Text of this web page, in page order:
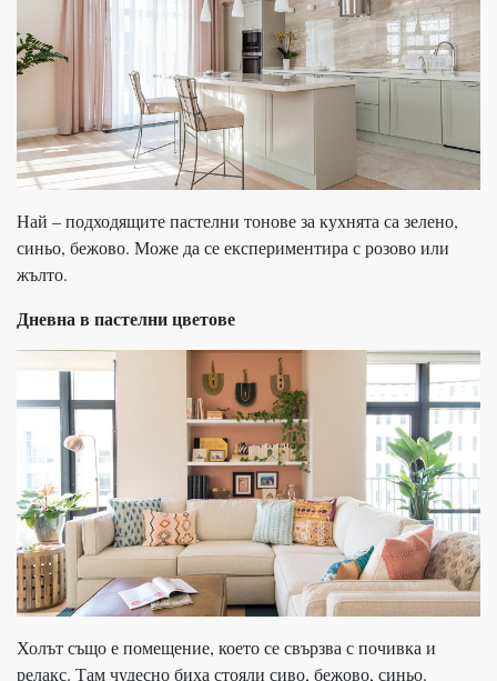
Най – подходящите пастелни тонове за кухнята са зелено,
синьо, бежово. Може да се експериментира с розово или
жълто.
Дневна в пастелни цветове
Холът също е помещение, което се свързва с почивка и
релакс. Там чудесно биха стояли сиво, бежово, синьо.